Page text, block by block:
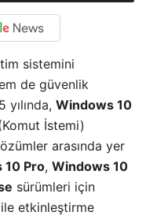
sistemini
de güvenlik
yılında, Windows 10
İstemi)
arasında yer
10 Pro, Windows 10
sürümleri için
ile etkinleştirme